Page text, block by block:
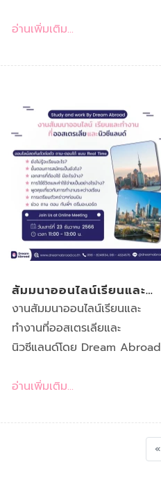
อ่านเพิ่มเติม...
สัมมนาออนไลน์เรียนและ
ทำงานโดย DREAM
ABROAD
งานสัมมนาออนไลน์เรียนและ
ทำงานที่ออสเตรเลียและ
นิวซีแลนด์โดย Dream Abroad
อ่านเพิ่มเติม...
«